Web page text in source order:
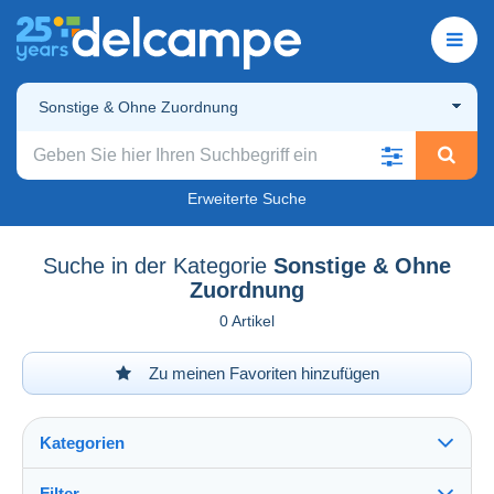
Sonstige & Ohne Zuordnung
Erweiterte Suche
Suche in der Kategorie Sonstige & Ohne
Zuordnung
0 Artikel
Zu meinen Favoriten hinzufügen
Kategorien